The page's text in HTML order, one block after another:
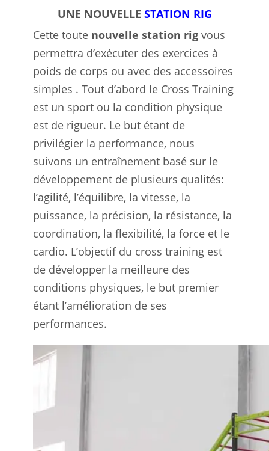
UNE NOUVELLE STATION RIG
Cette toute nouvelle station rig vous
permettra d’exécuter des exercices à
poids de corps ou avec des accessoires
simples . Tout d’abord le Cross Training
est un sport ou la condition physique
est de rigueur. Le but étant de
privilégier la performance, nous
suivons un entraînement basé sur le
développement de plusieurs qualités:
l’agilité, l’équilibre, la vitesse, la
puissance, la précision, la résistance, la
coordination, la flexibilité, la force et le
cardio. L’objectif du cross training est
de développer la meilleure des
conditions physiques, le but premier
étant l’amélioration de ses
performances.